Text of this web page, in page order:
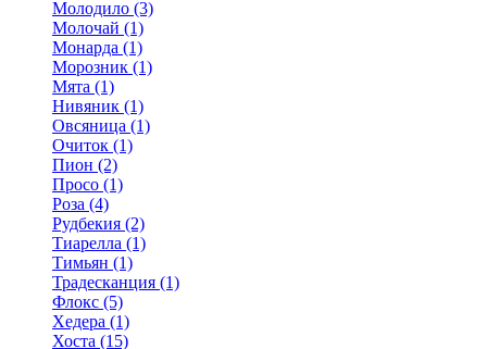
Молодило (3)
Молочай (1)
Монарда (1)
Морозник (1)
Мята (1)
Нивяник (1)
Овсяница (1)
Очиток (1)
Пион (2)
Просо (1)
Роза (4)
Рудбекия (2)
Тиарелла (1)
Тимьян (1)
Традесканция (1)
Флокс (5)
Хедера (1)
Хоста (15)